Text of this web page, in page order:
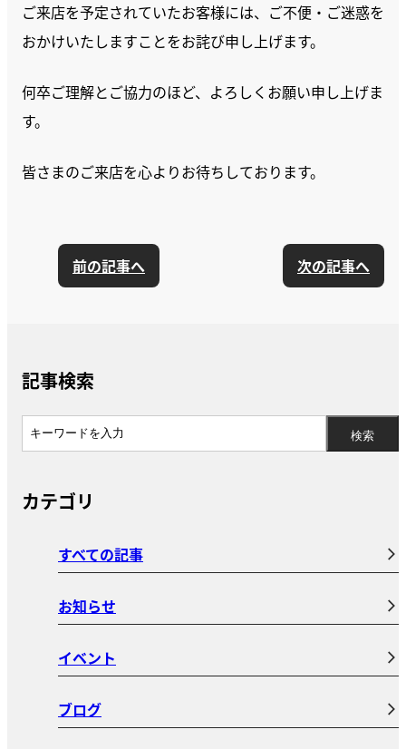
ご来店を予定されていたお客様には、ご不便・ご迷惑を
おかけいたしますことをお詫び申し上げます。
何卒ご理解とご協力のほど、よろしくお願い申し上げま
す。
皆さまのご来店を心よりお待ちしております。
前の記事へ 次の記事へ
記事検索
カテゴリ
すべての記事
お知らせ
イベント
ブログ